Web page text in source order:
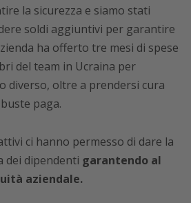
la sicurezza e siamo stati
soldi aggiuntivi per garantire
ha offerto tre mesi di spese
del team in Ucraina per
diverso, oltre a prendersi cura
paga.
ci hanno permesso di dare la
dei dipendenti garantendo al
aziendale.